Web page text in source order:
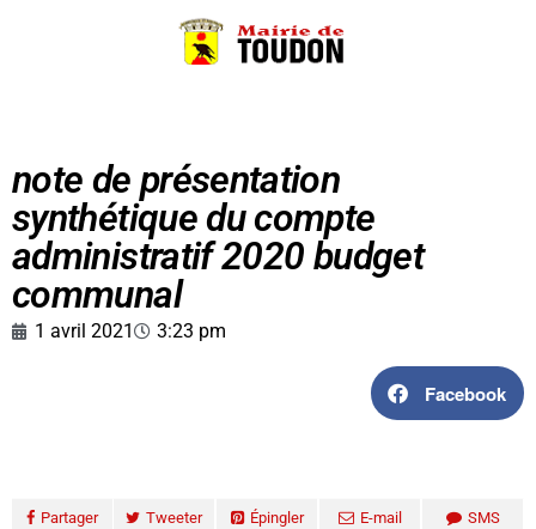
note de présentation
synthétique du compte
administratif 2020 budget
communal
1 avril 2021 3:23 pm
Facebook
Partager Tweeter Épingler E-mail SMS